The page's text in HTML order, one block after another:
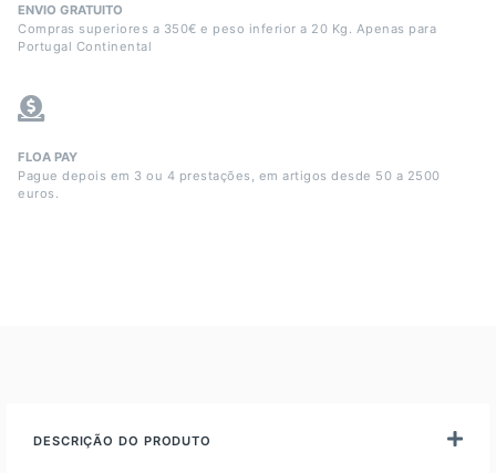
ENVIO GRATUITO
Compras superiores a 350€ e peso inferior a 20 Kg. Apenas para
Portugal Continental
FLOA PAY
Pague depois em 3 ou 4 prestações, em artigos desde 50 a 2500
euros.
DESCRIÇÃO DO PRODUTO